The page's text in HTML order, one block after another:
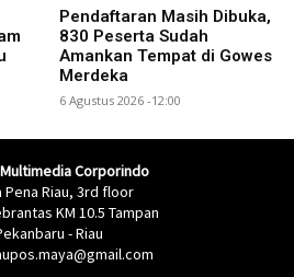
Pendaftaran Masih Dibuka,
830 Peserta Sudah
Amankan Tempat di Gowes
Merdeka
6 Agustus 2026 -12:00
Multimedia Corporindo
Pena Riau, 3rd floor
KM 10.5 Tampan
- Riau